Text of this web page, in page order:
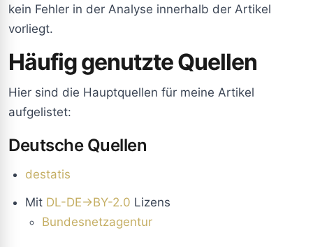
kein Fehler in der Analyse innerhalb der Artikel
vorliegt.
Häufig genutzte Quellen
Hier sind die Hauptquellen für meine Artikel
aufgelistet:
Deutsche Quellen
destatis
Mit DL-DE->BY-2.0 Lizens
Bundesnetzagentur